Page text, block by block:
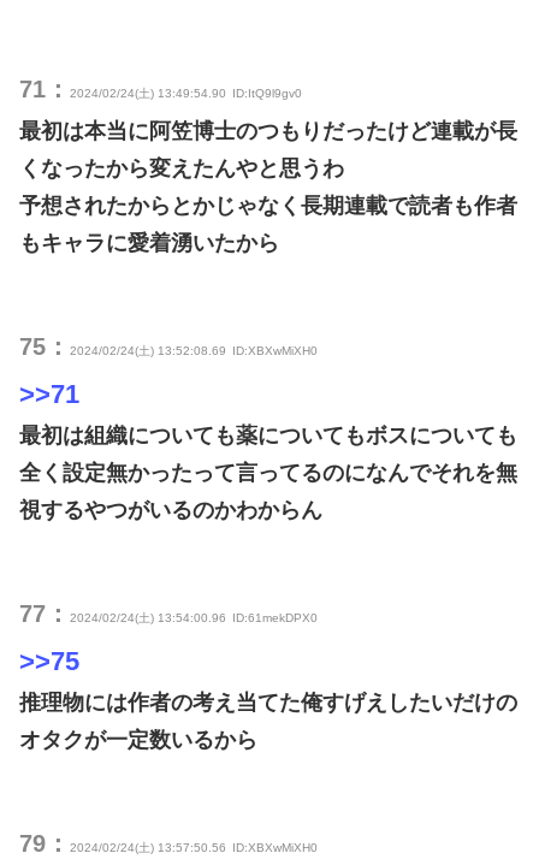
71： 2024/02/24(土) 13:49:54.90 ID:ItQ9l9gv0
最初は本当に阿笠博士のつもりだったけど連載が長
くなったから変えたんやと思うわ
予想されたからとかじゃなく長期連載で読者も作者
もキャラに愛着湧いたから
75： 2024/02/24(土) 13:52:08.69 ID:XBXwMiXH0
>>71
最初は組織についても薬についてもボスについても
全く設定無かったって言ってるのになんでそれを無
視するやつがいるのかわからん
77： 2024/02/24(土) 13:54:00.96 ID:61mekDPX0
>>75
推理物には作者の考え当てた俺すげえしたいだけの
オタクが一定数いるから
79： 2024/02/24(土) 13:57:50.56 ID:XBXwMiXH0